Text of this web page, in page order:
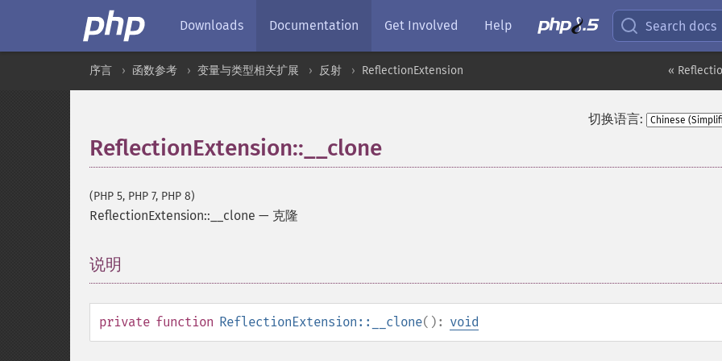
Downloads Documentation Get Involved Help Search docs
«
序言 函数参考 变量与类型相关扩展 反射 ReflectionExtension
切换语言:
ReflectionExtension::__clone
(PHP 5, PHP 7, PHP 8)
ReflectionExtension::__clone — 克隆
说明
private function ReflectionExtension::__clone(): void